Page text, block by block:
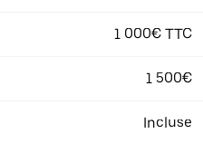
1 000€ TTC
1 500€
Incluse